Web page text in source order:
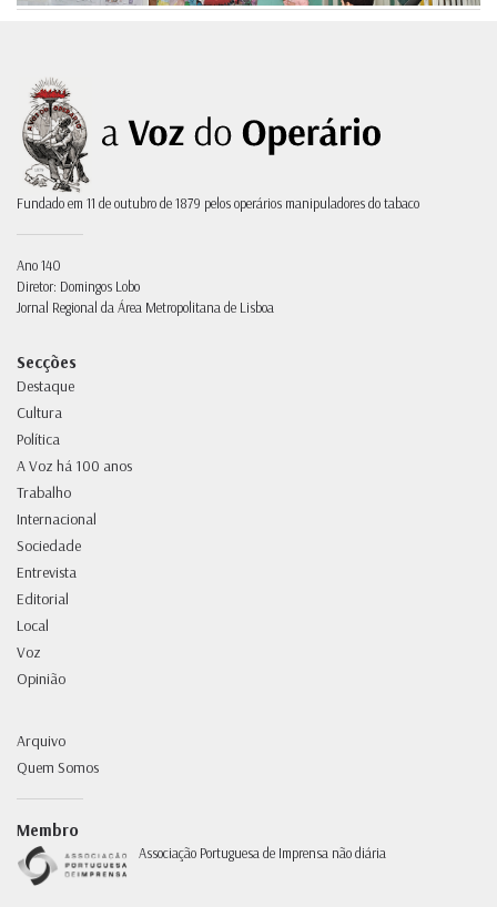
Fundado em 11 de outubro de 1879 pelos operários manipuladores do tabaco
Ano 140
Diretor: Domingos Lobo
Jornal Regional da Área Metropolitana de Lisboa
Secções
Destaque
Cultura
Política
A Voz há 100 anos
Trabalho
Internacional
Sociedade
Entrevista
Editorial
Local
Voz
Opinião
Arquivo
Quem Somos
Membro
Associação Portuguesa de Imprensa não diária